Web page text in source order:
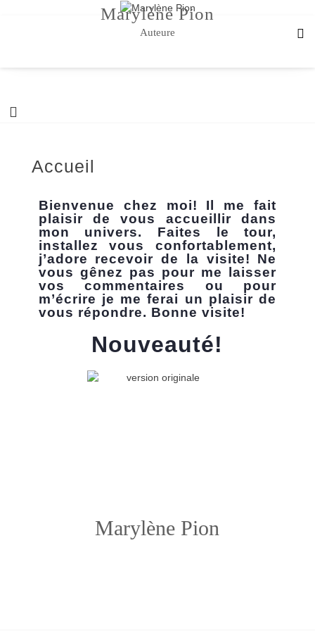
Marylène Pion
Auteure
Accueil
Bienvenue chez moi! Il me fait
plaisir de vous accueillir dans
mon univers. Faites le tour,
installez vous confortablement,
j’adore recevoir de la visite! Ne
vous gênez pas pour me laisser
vos commentaires ou pour
m’écrire je me ferai un plaisir de
vous répondre. Bonne visite!
Nouveauté!
Marylène Pion